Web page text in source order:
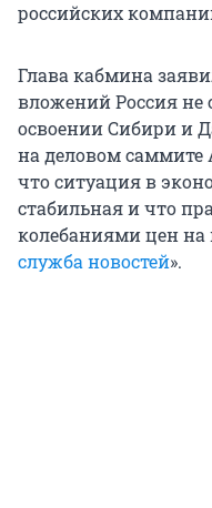
российских
Глава кабмина
вложений Россия не
освоении Сибири и
на деловом саммите
что ситуация в
стабильная и что
колебаниями цен на
служба новостей».